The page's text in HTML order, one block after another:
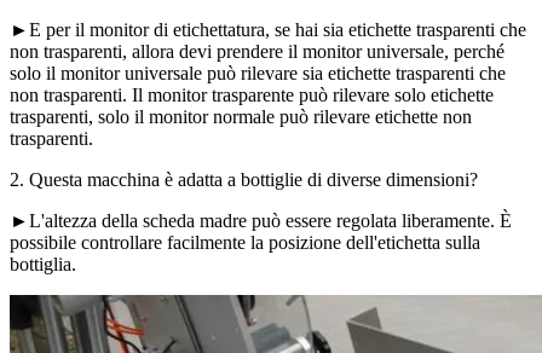
►E per il monitor di etichettatura, se hai sia etichette trasparenti che
non trasparenti, allora devi prendere il monitor universale, perché
solo il monitor universale può rilevare sia etichette trasparenti che
non trasparenti. Il monitor trasparente può rilevare solo etichette
trasparenti, solo il monitor normale può rilevare etichette non
trasparenti.
2. Questa macchina è adatta a bottiglie di diverse dimensioni?
►L'altezza della scheda madre può essere regolata liberamente. È
possibile controllare facilmente la posizione dell'etichetta sulla
bottiglia.